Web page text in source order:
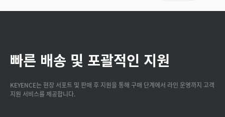
빠른 배송 및 포괄적인 지원
KEYENCE는 현장 서포트 및 판매 후 지원을 통해 구매 단계에서 라인 운영까지 고객
지원 서비스를 제공합니다.